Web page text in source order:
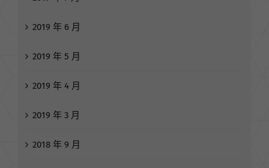
2019 年 6 月
2019 年 5 月
2019 年 4 月
2019 年 3 月
2018 年 9 月